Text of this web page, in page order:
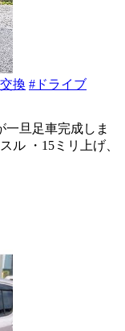
換 #ドライブ
一旦足車完成しま
ル ・15ミリ上げ、